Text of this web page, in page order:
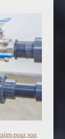
pour son